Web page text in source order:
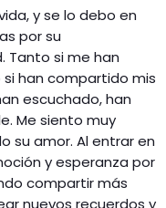
y se lo debo en
por su
Tanto si me han
han compartido mis
escuchado, han
Me siento muy
su amor. Al entrar en
y esperanza por
compartir más